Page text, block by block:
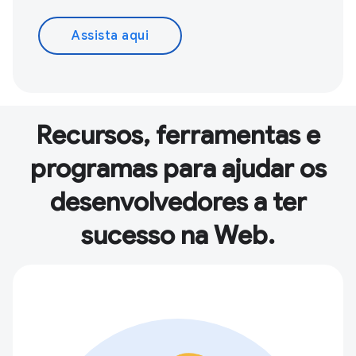
Assista aqui
Recursos, ferramentas e
programas para ajudar os
desenvolvedores a ter
sucesso na Web.